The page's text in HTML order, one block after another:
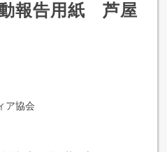
報告用紙 芦屋
ア協会